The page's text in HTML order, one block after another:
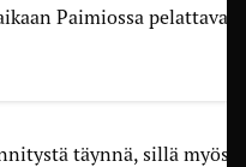
Paimiossa pelattava
täynnä, sillä myös FC